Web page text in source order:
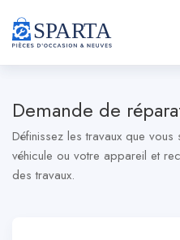
Demande de
Définissez les travaux que
véhicule ou votre appareil et
des travaux.